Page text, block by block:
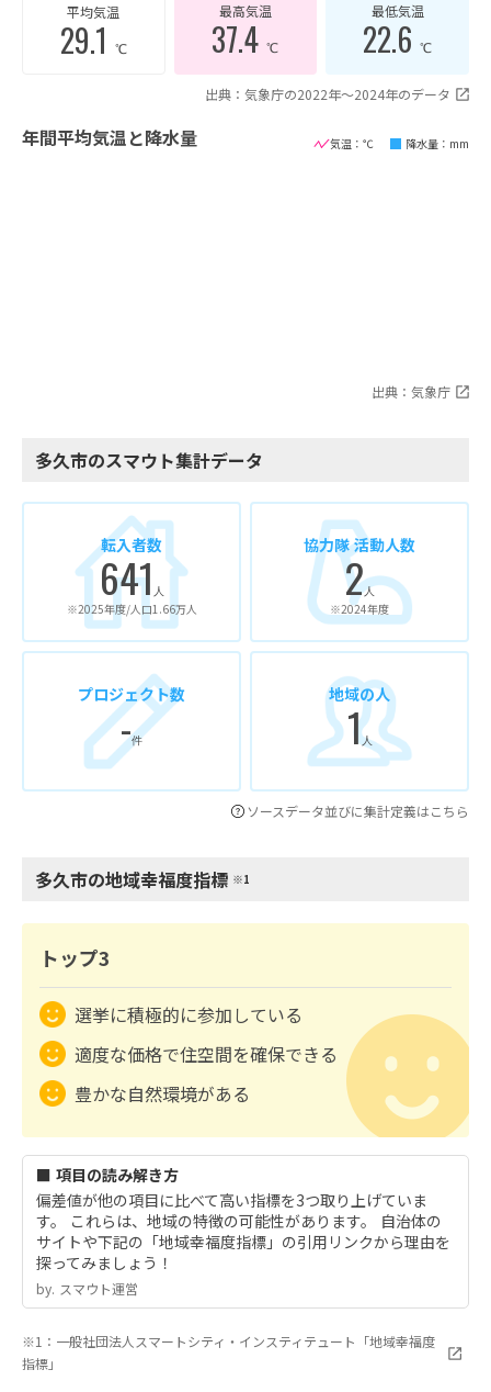
平均気温
29.1 ℃
最高気温
37.4℃
最低気温
22.6℃
出典：気象庁の2022年〜2024年のデータ
年間平均気温と降水量 気温：℃ 降水量：mm
出典：気象庁
多久市のスマウト集計データ
転入者数
641 人
※2025年度/人口1.66万人
協力隊 活動人数
2人
※2024年度
プロジェクト数
-件
地域の人
1人
ソースデータ並びに集計定義はこちら
多久市の地域幸福度指標 ※1
トップ3
選挙に積極的に参加している
適度な価格で住空間を確保できる
豊かな自然環境がある
■ 項目の読み解き方
偏差値が他の項目に比べて高い指標を3つ取り上げていま
す。 これらは、地域の特徴の可能性があります。 自治体の
サイトや下記の「地域幸福度指標」の引用リンクから理由を
探ってみましょう！
by.︎ スマウト運営
※1：一般社団法人スマートシティ・インスティテュート「地域幸福度
指標」